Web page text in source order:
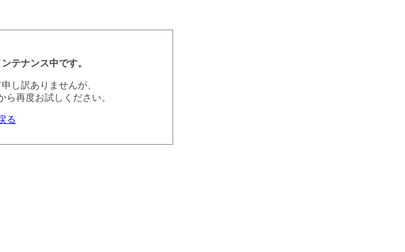
テナンス中です。
し訳ありませんが、
ら再度お試しください。
る